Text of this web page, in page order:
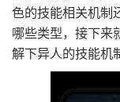
色的技能相关机制
哪些类型，接下来
解下异人的技能机